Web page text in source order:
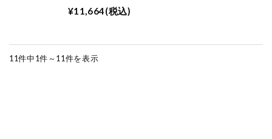
¥11,664(税込)
11件中1件～11件を表示